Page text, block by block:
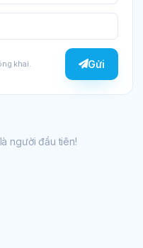
khai. Gửi
người đầu tiên!